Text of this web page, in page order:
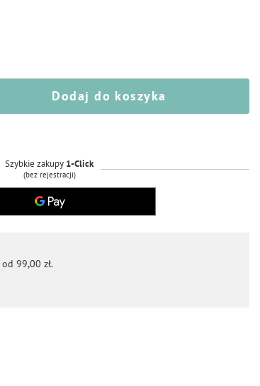
Dodaj do koszyka
Szybkie zakupy 1-Click
(bez rejestracji)
99,00 zł.